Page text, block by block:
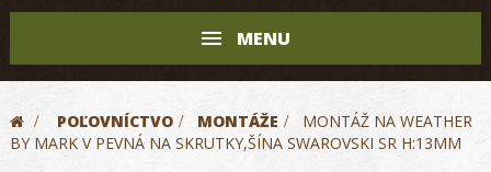
MENU
> POĽOVNÍCTVO > MONTÁŽE >
MONTÁŽ NA WEATHER
BY MARK V PEVNÁ NA SKRUTKY,ŠÍNA SWAROVSKI SR H:13MM